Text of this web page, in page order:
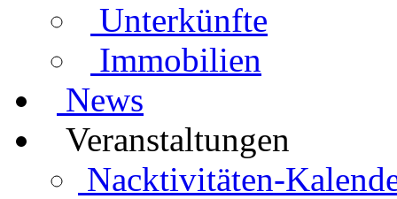
Unterkünfte
Immobilien
News
Veranstaltungen
Nacktivitäten-